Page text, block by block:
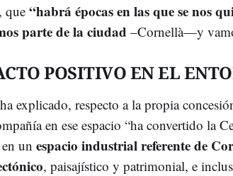
que “habrá épocas en las que se nos
parte de la ciudad –Cornellà—y
POSITIVO EN EL
explicado, respecto a la propia
en ese espacio “ha convertido la
un espacio industrial referente de
, paisajístico y patrimonial, e